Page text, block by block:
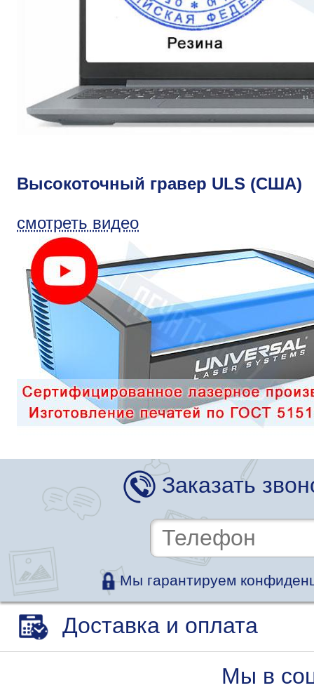
Высокоточный гравер ULS (США)
смотреть видео
Заказать
Мы гарантируем
Доставка и оплата
Мы в